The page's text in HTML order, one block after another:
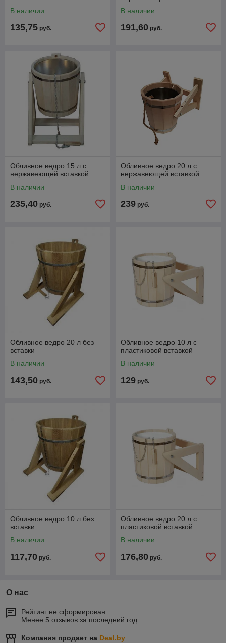
В наличии
135,75 руб.
В наличии
191,60 руб.
Обливное ведро 15 л с
нержавеющей вставкой
В наличии
235,40 руб.
Обливное ведро 20 л с
нержавеющей вставкой
В наличии
239 руб.
Обливное ведро 20 л без
вставки
В наличии
143,50 руб.
Обливное ведро 10 л с
пластиковой вставкой
В наличии
129 руб.
Обливное ведро 10 л без
вставки
В наличии
117,70 руб.
Обливное ведро 20 л с
пластиковой вставкой
В наличии
176,80 руб.
О нас
Рейтинг не сформирован
Менее 5 отзывов за последний год
Компания продает на Deal.by